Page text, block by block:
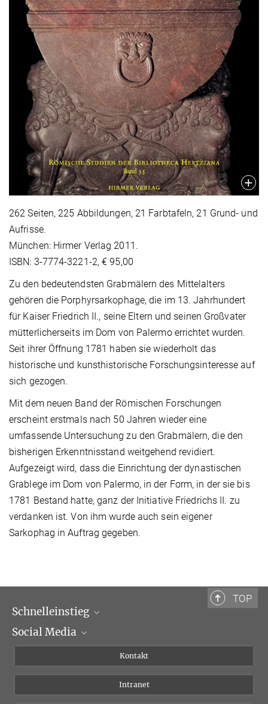
262 Seiten, 225 Abbildungen, 21 Farbtafeln, 21 Grund- und
Aufrisse.
München: Hirmer Verlag 2011.
ISBN: 3-7774-3221-2, € 95,00
Zu den bedeutendsten Grabmälern des Mittelalters
gehören die Porphyrsarkophage, die im 13. Jahrhundert
für Kaiser Friedrich II., seine Eltern und seinen Großvater
mütterlicherseits im Dom von Palermo errichtet wurden.
Seit ihrer Öffnung 1781 haben sie wiederholt das
historische und kunsthistorische Forschungsinteresse auf
sich gezogen.
Mit dem neuen Band der Römischen Forschungen
erscheint erstmals nach 50 Jahren wieder eine
umfassende Untersuchung zu den Grabmälern, die den
bisherigen Erkenntnisstand weitgehend revidiert.
Aufgezeigt wird, dass die Einrichtung der dynastischen
Grablege im Dom von Palermo, in der Form, in der sie bis
1781 Bestand hatte, ganz der Initiative Friedrichs II. zu
verdanken ist. Von ihm wurde auch sein eigener
Sarkophag in Auftrag gegeben.
TOP
Schnelleinstieg
Wissenschaftliche Abteilungen
Social Media
Instagram
Bluesky
Kontakt
Intranet